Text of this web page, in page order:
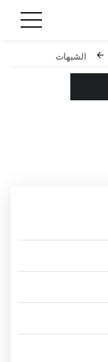
الشبهات